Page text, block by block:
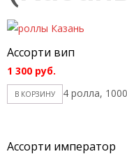
Ассорти вип
1 300 руб.
В КОРЗИНУ 4 ролла,
Ассорти император